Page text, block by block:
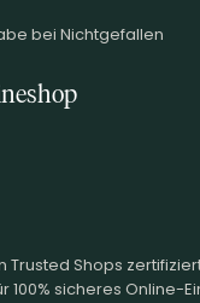
bei Nichtgefallen
Trusted Shops
100% sicheres Online-